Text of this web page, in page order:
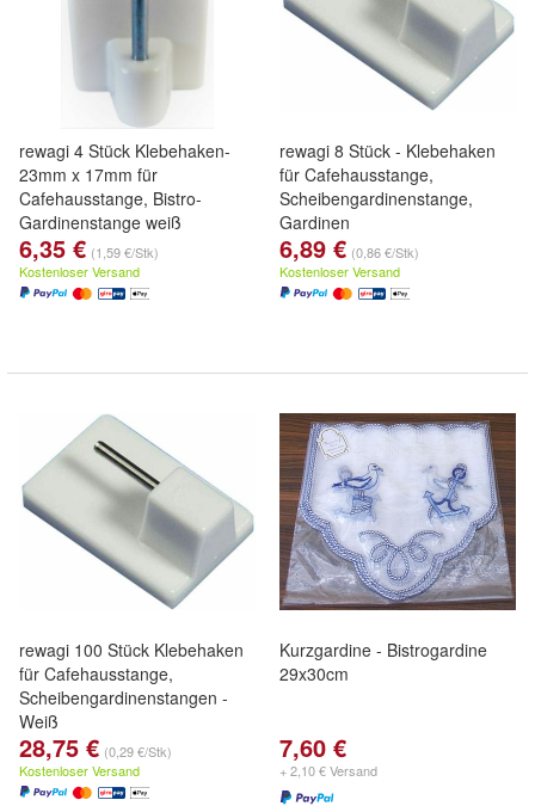
rewagi 4 Stück Klebehaken-
23mm x 17mm für
Cafehausstange, Bistro-
Gardinenstange weiß
6,35 € (1,59 €/Stk)
Kostenloser Versand
rewagi 8 Stück - Klebehaken
für Cafehausstange,
Scheibengardinenstange,
Gardinen
6,89 € (0,86 €/Stk)
Kostenloser Versand
rewagi 100 Stück Klebehaken
für Cafehausstange,
Scheibengardinenstangen -
Weiß
28,75 € (0,29 €/Stk)
Kostenloser Versand
Kurzgardine - Bistrogardine
29x30cm
7,60 €
+ 2,10 € Versand